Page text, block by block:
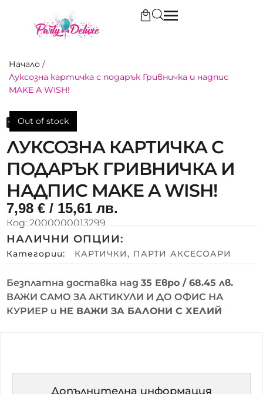
Начало /
Луксозна картичка с подарък Гривничка и надпис
MAKE A WISH!
Out of stock
Out of stock
ЛУКСОЗНА КАРТИЧКА С
ПОДАРЪК ГРИВНИЧКА И
НАДПИС MAKE A WISH!
7,98€ / 15,61 лв.
Код: 2000000013299
НАЛИЧНИ ОПЦИИ:
Категории: КАРТИЧКИ, ПАРТИ АКСЕСОАРИ
Безплатна доставка над35 Евро / 68.45 лв.
ВАЖИ САМО ЗА АКТИКУЛИ И ДО ОФИС НА
КУРИЕР и НЕ ВАЖИ ЗА БАЛОНИ С ХЕЛИЙ
Допълнителна информация